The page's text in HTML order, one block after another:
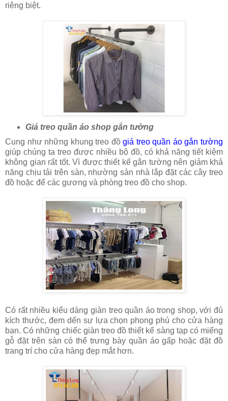
riêng biệt.
Giá treo quần áo shop gắn tường
Cung như những khung treo đồgiá treo quần áo gắn tường
giúp chúng ta treo được nhiều bộ đồ, có khả năng tiết kiệm
không gian rất tốt. Vì được thiết kế gắn tường nên giảm khả
năng chịu tải trên sàn, nhường sàn nhà lắp đặt các cây treo
đồ hoặc để các gương và phòng treo đồ cho shop.
Có rất nhiều kiểu dáng giàn treo quần áo trong shop, với đủ
kích thước, đem dến sự lựa chọn phong phú cho cửa hàng
bạn. Có những chiếc giàn treo đồ thiết kế sàng tạp có miếng
gỗ đặt trên sàn có thể trưng bày quần áo gấp hoặc đặt đồ
trang trí cho cửa hàng đẹp mắt hơn.